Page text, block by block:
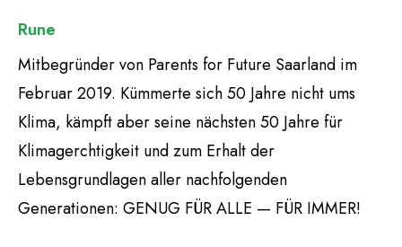
Rune
Mitbegründer von Parents for Future Saarland im
Februar 2019. Kümmerte sich 50 Jahre nicht ums
Klima, kämpft aber seine nächsten 50 Jahre für
Klimagerchtigkeit und zum Erhalt der
Lebensgrundlagen aller nachfolgenden
Generationen: GENUG FÜR ALLE — FÜR IMMER!